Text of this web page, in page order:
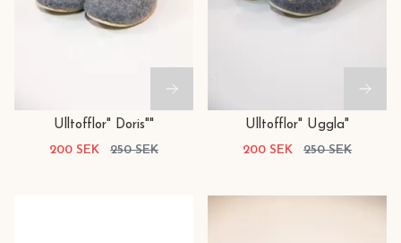
Ulltofflor" Doris""
200 SEK
250 SEK
Ulltofflor" Uggla"
200 SEK
250 SEK